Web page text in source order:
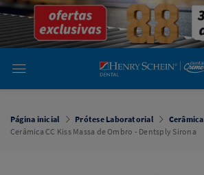
emDental
Cremer -
Henry Schein
Laboratório
Laboratório
Cremer -
Henry Schein
Página inicial Prótese Laboratorial
Cerâmica
Cerâmica CC Kiss Massa de Ombro - Dentsply Sirona